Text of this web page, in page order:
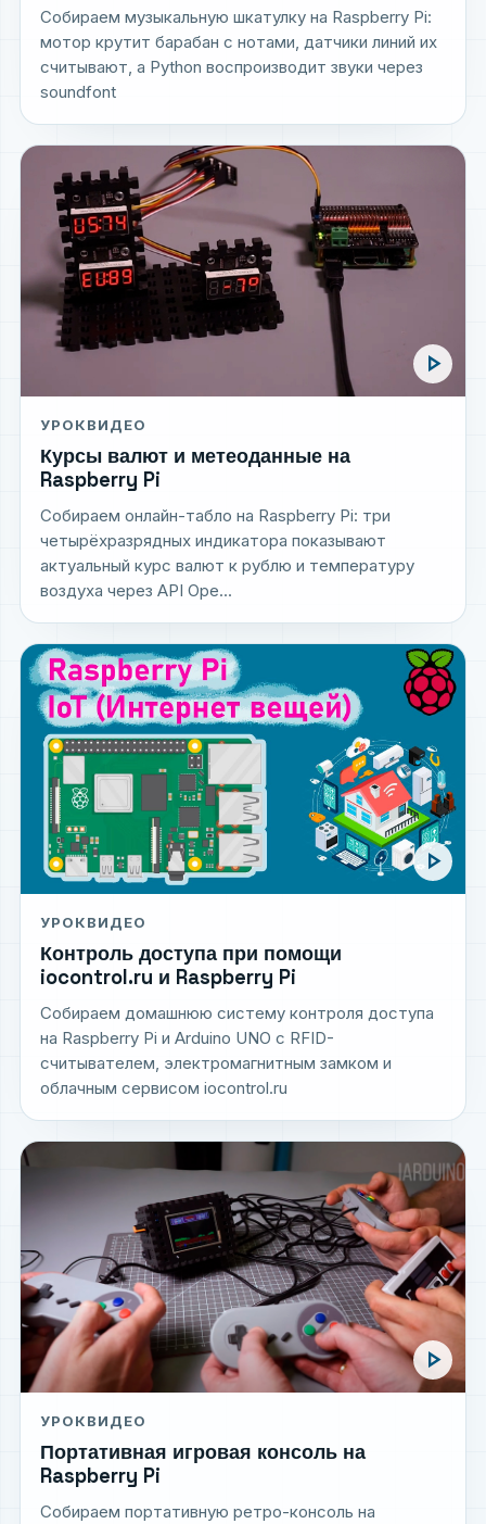
Собираем музыкальную шкатулку на Raspberry Pi:
мотор крутит барабан с нотами, датчики линий их
считывают, а Python воспроизводит звуки через
soundfont
play_arrow
УРОКВИДЕО
Курсы валют и метеоданные на
Raspberry Pi
Собираем онлайн-табло на Raspberry Pi: три
четырёхразрядных индикатора показывают
актуальный курс валют к рублю и температуру
воздуха через API Ope...
play_arrow
УРОКВИДЕО
Контроль доступа при помощи
iocontrol.ru и Raspberry Pi
Собираем домашнюю систему контроля доступа
на Raspberry Pi и Arduino UNO с RFID-
считывателем, электромагнитным замком и
облачным сервисом iocontrol.ru
play_arrow
УРОКВИДЕО
Портативная игровая консоль на
Raspberry Pi
Собираем портативную ретро-консоль на